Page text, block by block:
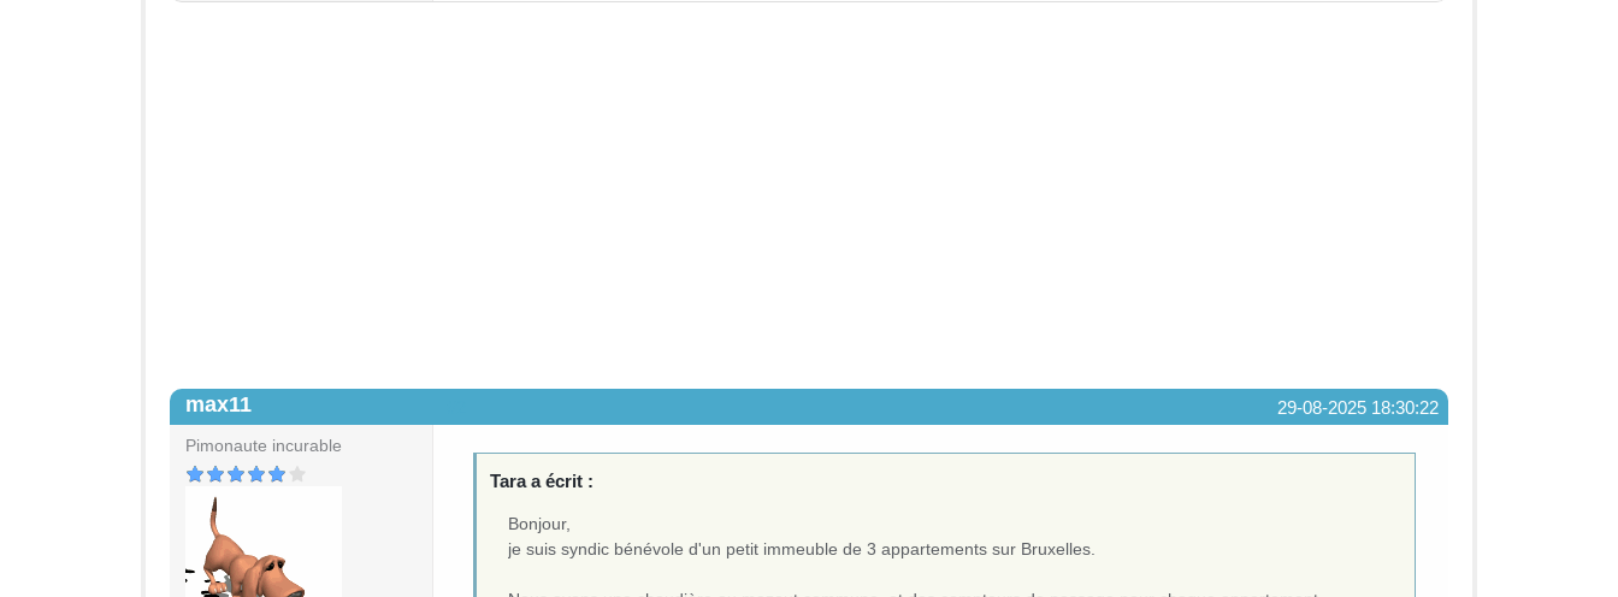
29-08-2025 18:30:22
max11
Pimonaute incurable
Tara a écrit :
Bonjour,
je suis syndic bénévole d'un petit immeuble de 3 appartements sur Bruxelles.